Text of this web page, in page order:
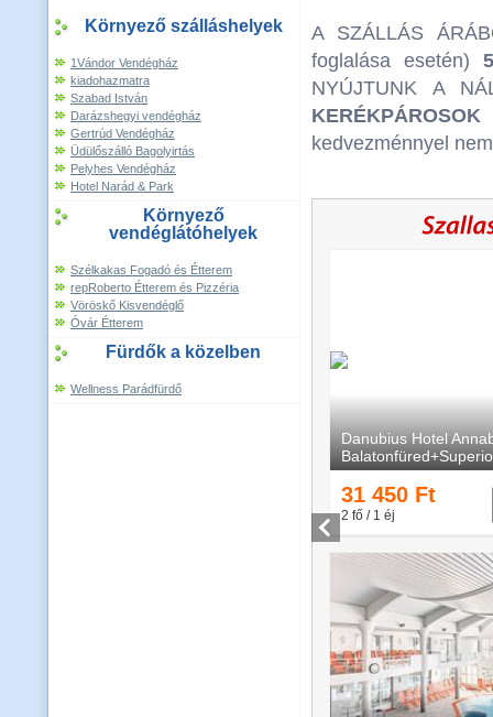
Környező szálláshelyek
1Vándor Vendégház
kiadohazmatra
Szabad István
Darázshegyi vendégház
Gertrúd Vendégház
Üdülőszálló Bagolyirtás
Pelyhes Vendégház
Hotel Narád & Park
Környező
vendéglátóhelyek
Szélkakas Fogadó és Étterem
repRoberto Étterem és Pizzéria
Vöröskő Kisvendéglő
Óvár Étterem
Fürdők a közelben
Wellness Parádfürdő
A SZÁLLÁS
foglalása esetén)
NYÚJTUNK A
KERÉKPÁROSOK
kedvezménnyel